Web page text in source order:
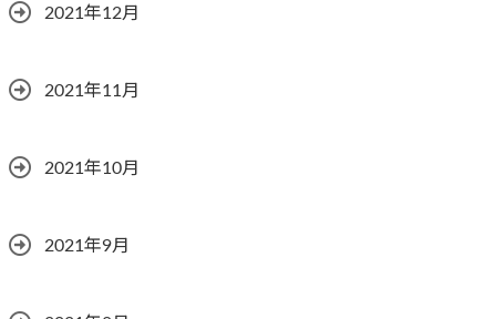
2021年12月
2021年11月
2021年10月
2021年9月